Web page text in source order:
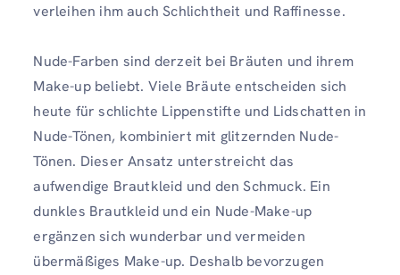
verleihen ihm auch Schlichtheit und Raffinesse.
Nude-Farben sind derzeit bei Bräuten und ihrem
Make-up beliebt. Viele Bräute entscheiden sich
heute für schlichte Lippenstifte und Lidschatten in
Nude-Tönen, kombiniert mit glitzernden Nude-
Tönen. Dieser Ansatz unterstreicht das
aufwendige Brautkleid und den Schmuck. Ein
dunkles Brautkleid und ein Nude-Make-up
ergänzen sich wunderbar und vermeiden
übermäßiges Make-up. Deshalb bevorzugen